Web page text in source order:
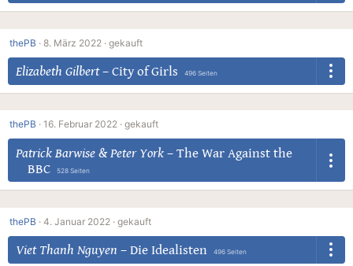
thePB · 8. März 2022 · gekauft
Elizabeth Gilbert– City of Girls 496 Seiten
thePB · 16. Februar 2022 · gekauft
Patrick Barwise &Peter York – The War Against the
BBC
528 Seiten
thePB · 4. Januar 2022 · gekauft
Viet Thanh Nguyen – Die Idealisten 496 Seiten